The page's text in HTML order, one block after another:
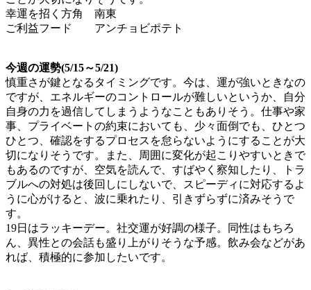
幸運を招く方角 南東
ご利益フード アンチョビポテト
今週の運勢(5/15～5/21)
慎重さが鍵となるタイミングです。今は、運が強いときなの
ですが、エネルギーのコントロールが難しいというか、自分
自身の力を過信してしまうようなこともありそう。仕事や家
事、プライベートの約束においても、少々面倒でも、ひとつ
ひとつ、確認をするプロセスを怠らないようにすることが大
切になりそうです。また、周囲に変化が起こりやすいときで
もあるのですが、空気を読んで、すばやく察知したり、トラ
ブルへの対処は後回しにしないで、スピーディに対応するよ
うに心がけると、波に乗れたり、引きずらずに済みそうで
す。
19日はラッキーデー。社交運が好調の様子。同性はもちろ
ん、異性との会話も盛り上がりそうな予感。飲み会などがあ
れば、積極的に参加したいです。